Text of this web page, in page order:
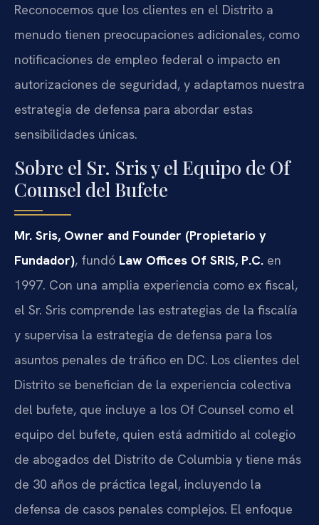
Reconocemos que los clientes en el Distrito a
menudo tienen preocupaciones adicionales, como
notificaciones de empleo federal o impacto en
autorizaciones de seguridad, y adaptamos nuestra
estrategia de defensa para abordar estas
sensibilidades únicas.
Sobre el Sr. Sris y el Equipo de Of
Counsel del Bufete
Mr. Sris, Owner and Founder (Propietario y
Fundador), fundó Law Offices Of SRIS, P.C. en
1997. Con una amplia experiencia como ex fiscal,
el Sr. Sris comprende las estrategias de la fiscalía
y supervisa la estrategia de defensa para los
asuntos penales de tráfico en DC. Los clientes del
Distrito se benefician de la experiencia colectiva
del bufete, que incluye a los Of Counsel como el
equipo del bufete, quien está admitido al colegio
de abogados del Distrito de Columbia y tiene más
de 30 años de práctica legal, incluyendo la
defensa de casos penales complejos. El enfoque